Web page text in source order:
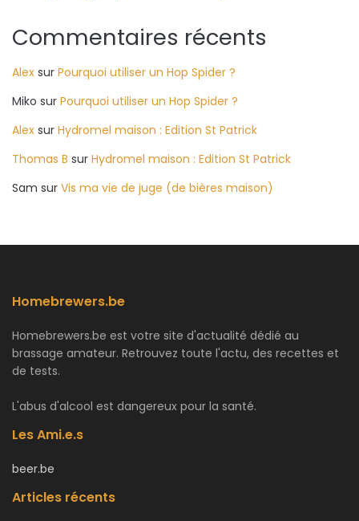
Commentaires récents
Alex sur Pourquoi utiliser un Hop Spider ?
Miko sur Pourquoi utiliser un Hop Spider ?
Alex sur Hydromel maison : Edition St Patrick
Thomas B sur Hydromel maison : Edition St Patrick
Sam sur Vis ma vie de juge (de bières maison)
Homebrewers.be
Homebrewers.be est votre site d'actualité dédié au
brassage amateur. Retrouvez toute l'actu, des recettes et
de tests.
L'abus d'alcool est dangereux pour la santé.
Les Ami.e.s
beer.be
Articles récents